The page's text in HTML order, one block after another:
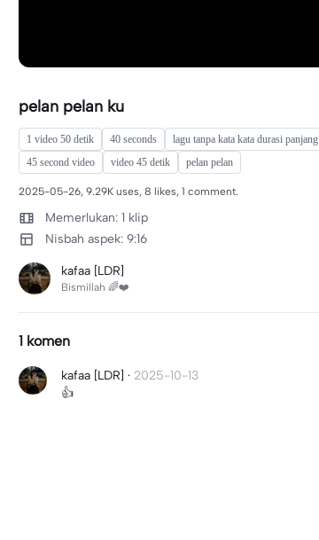
pelan pelan ku
1 video 50 detik 40 seconds lagu tanpa kata kata durasi panjang
45 second video
video 45 detik pelan pelan
2025-05-26, 9.29K uses, 8 likes, 1 comment.
Memerlukan: 1 klip
Nisbah aspek: 9:16
kafaa [LDR]
Bismillah 🌈❤️
1 komen
kafaa [LDR] · 2025-10-13
👍